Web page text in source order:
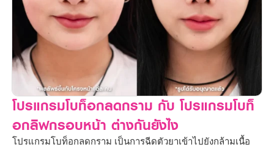
โปรแกรมโบท็อกลดกราม กับ โปรแกรมโบท็
อกลิฟกรอบหน้า ต่างกันยังไง
โปรแกรมโบท็อกลดกราม เป็นการฉีดตัวยาเข้าไปยังกล้ามเนื้อ